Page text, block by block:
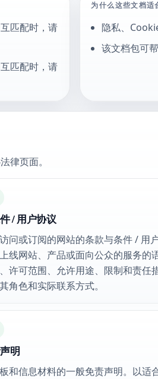
匹配时，请
匹配时，请
为什么这些文档适
隐私、
该文档包可
律页面。
/ 用户协议
问或订阅的网站的条款与条件 / 用户
线网站、产品或面向公众的服务的
许可范围、允许用途、限制和责任
角色和实际联系方式。
明
和信息材料的一般免责声明。以适